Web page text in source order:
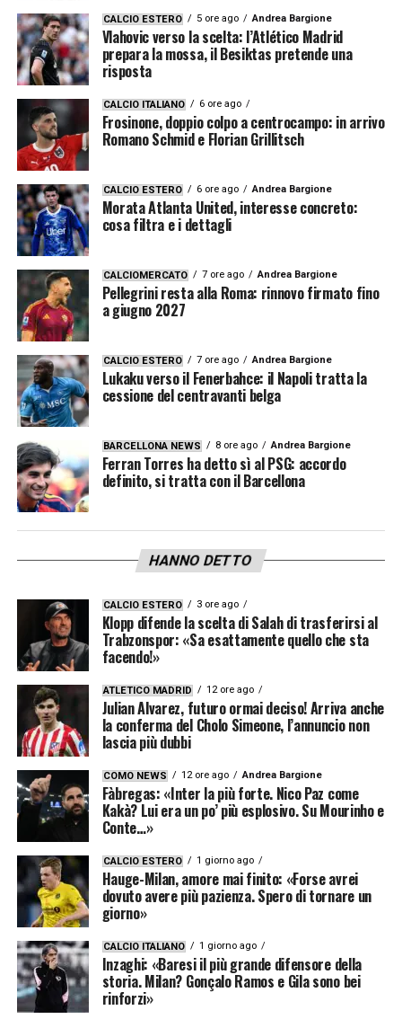
CALCIO ESTERO 5 ore ago Andrea Bargione
Vlahovic verso la scelta: l’Atlético Madrid
prepara la mossa, il Besiktas pretende una
risposta
CALCIO ITALIANO 6 ore ago
Frosinone, doppio colpo a centrocampo: in arrivo
Romano Schmid e Florian Grillitsch
CALCIO ESTERO 6 ore ago Andrea Bargione
Morata Atlanta United, interesse concreto:
cosa filtra e i dettagli
CALCIOMERCATO 7 ore ago Andrea Bargione
Pellegrini resta alla Roma: rinnovo firmato fino
a giugno 2027
CALCIO ESTERO 7 ore ago Andrea Bargione
Lukaku verso il Fenerbahce: il Napoli tratta la
cessione del centravanti belga
BARCELLONA NEWS 8 ore ago Andrea Bargione
Ferran Torres ha detto sì al PSG: accordo
definito, si tratta con il Barcellona
HANNO DETTO
CALCIO ESTERO 3 ore ago
Klopp difende la scelta di Salah di trasferirsi al
Trabzonspor: «Sa esattamente quello che sta
facendo!»
ATLETICO MADRID 12 ore ago
Julian Alvarez, futuro ormai deciso! Arriva anche
la conferma del Cholo Simeone, l’annuncio non
lascia più dubbi
COMO NEWS 12 ore ago Andrea Bargione
Fàbregas: «Inter la più forte. Nico Paz come
Kakà? Lui era un po’ più esplosivo. Su Mourinho e
Conte…»
CALCIO ESTERO 1 giorno ago
Hauge-Milan, amore mai finito: «Forse avrei
dovuto avere più pazienza. Spero di tornare un
giorno»
CALCIO ITALIANO 1 giorno ago
Inzaghi: «Baresi il più grande difensore della
storia. Milan? Gonçalo Ramos e Gila sono bei
rinforzi»